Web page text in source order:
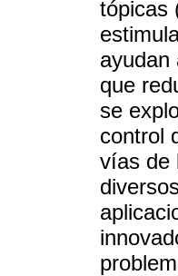
tópicas
ayudan
que
se
control
vías de